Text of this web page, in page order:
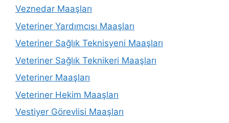
Veznedar Maaşları
Veteriner Yardımcısı Maaşları
Veteriner Sağlık Teknisyeni Maaşları
Veteriner Sağlık Teknikeri Maaşları
Veteriner Maaşları
Veteriner Hekim Maaşları
Vestiyer Görevlisi Maaşları